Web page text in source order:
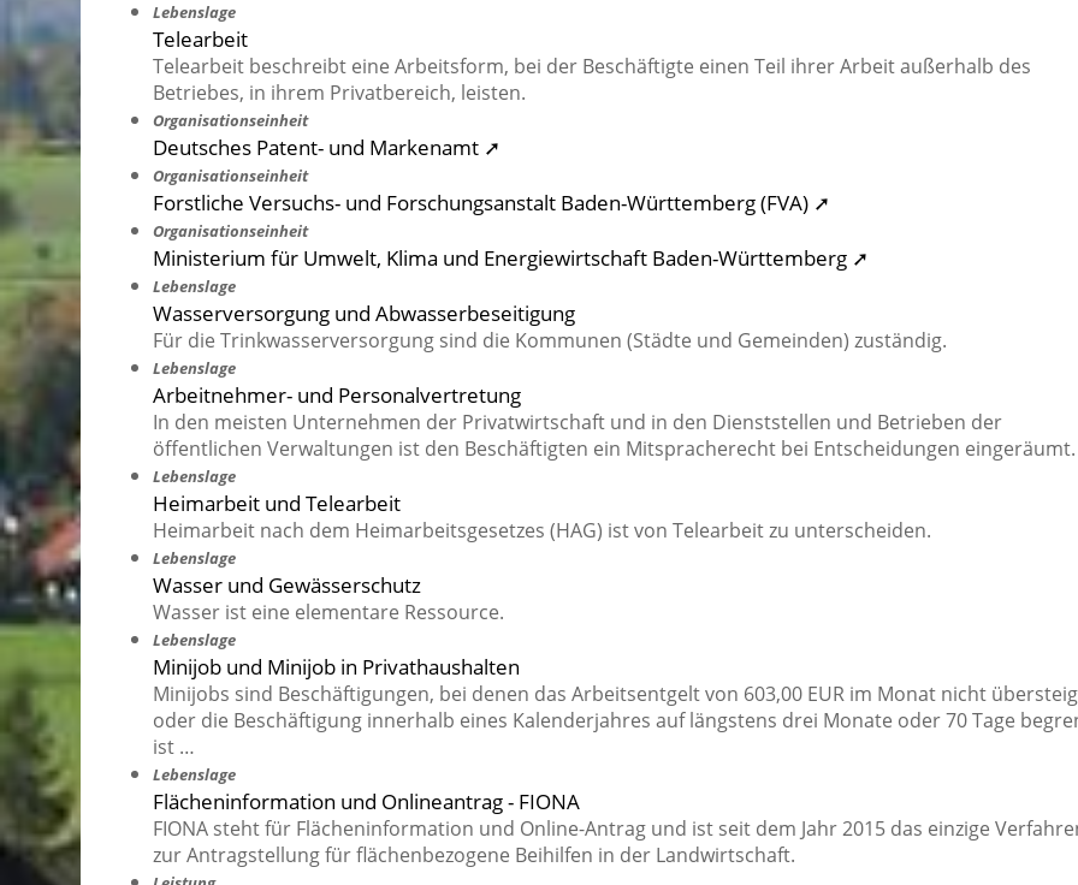
Lebenslage
Telearbeit
Telearbeit beschreibt eine Arbeitsform, bei der Beschäftigte einen Teil ihrer Arbeit außerhalb des
Betriebes, in ihrem Privatbereich, leisten.
Organisationseinheit
Deutsches Patent- und Markenamt ➚
Organisationseinheit
Forstliche Versuchs- und Forschungsanstalt Baden-Württemberg (FVA) ➚
Organisationseinheit
Ministerium für Umwelt, Klima und Energiewirtschaft Baden-Württemberg ➚
Lebenslage
Wasserversorgung und Abwasserbeseitigung
Für die Trinkwasserversorgung sind die Kommunen (Städte und Gemeinden) zuständig.
Lebenslage
Arbeitnehmer- und Personalvertretung
In den meisten Unternehmen der Privatwirtschaft und in den Dienststellen und Betrieben der
öffentlichen Verwaltungen ist den Beschäftigten ein Mitspracherecht bei Entscheidungen eingeräumt.
Lebenslage
Heimarbeit und Telearbeit
Heimarbeit nach dem Heimarbeitsgesetzes (HAG) ist von Telearbeit zu unterscheiden.
Lebenslage
Wasser und Gewässerschutz
Wasser ist eine elementare Ressource.
Lebenslage
Minijob und Minijob in Privathaushalten
Minijobs sind Beschäftigungen, bei denen das Arbeitsentgelt von 603,00 EUR im Monat nicht
oder die Beschäftigung innerhalb eines Kalenderjahres auf längstens drei Monate oder 70 Tage
ist …
Lebenslage
Flächeninformation und Onlineantrag - FIONA
FIONA steht für Flächeninformation und Online-Antrag und ist seit dem Jahr 2015 das einzige
zur Antragstellung für flächenbezogene Beihilfen in der Landwirtschaft.